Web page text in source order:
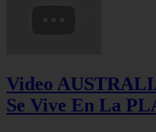
Video
Se Vive En La